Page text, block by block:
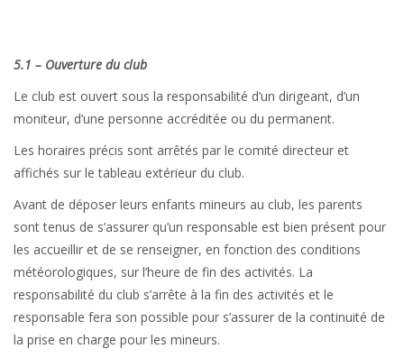
5.1 – Ouverture du club
Le club est ouvert sous la responsabilité d’un dirigeant, d’un
moniteur, d’une personne accréditée ou du permanent.
Les horaires précis sont arrêtés par le comité directeur et
affichés sur le tableau extérieur du club.
Avant de déposer leurs enfants mineurs au club, les parents
sont tenus de s’assurer qu’un responsable est bien présent pour
les accueillir et de se renseigner, en fonction des conditions
météorologiques, sur l’heure de fin des activités. La
responsabilité du club s’arrête à la fin des activités et le
responsable fera son possible pour s’assurer de la continuité de
la prise en charge pour les mineurs.